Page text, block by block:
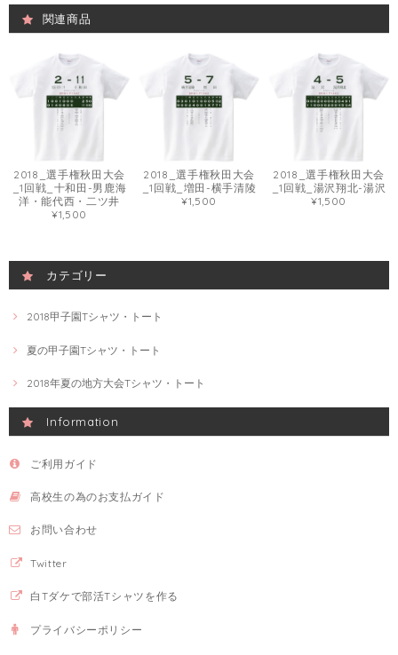
関連商品
2018_選手権秋田大会
_1回戦_十和田-男鹿海
洋・能代西・二ツ井
¥1,500
2018_選手権秋田大会
_1回戦_増田-横手清陵
¥1,500
2018_選手権秋田大会
_1回戦_湯沢翔北-湯沢
¥1,500
カテゴリー
2018甲子園Tシャツ・トート
夏の甲子園Tシャツ・トート
2018年夏の地方大会Tシャツ・トート
Information
ご利用ガイド
高校生の為のお支払ガイド
お問い合わせ
Twitter
白Tダケで部活Tシャツを作る
プライバシーポリシー